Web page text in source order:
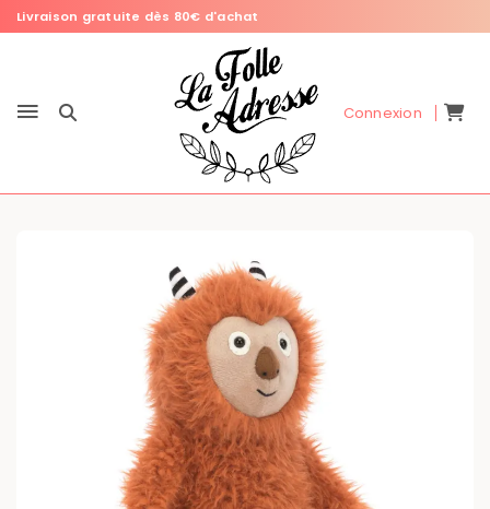
Livraison gratuite dès 80€ d'achat
Connexion